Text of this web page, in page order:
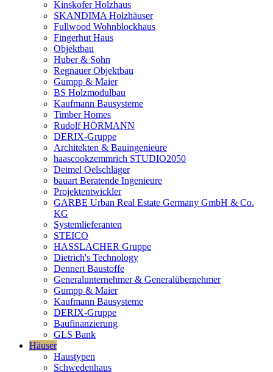
Kinskofer Holzhaus
SKANDIMA Holzhäuser
Fullwood Wohnblockhaus
Fingerhut Haus
Objektbau
Huber & Sohn
Regnauer Objektbau
Gumpp & Maier
BS Holzmodulbau
Kaufmann Bausysteme
Timber Homes
Rudolf HÖRMANN
DERIX-Gruppe
Architekten & Bauingenieure
haascookzemmrich STUDIO2050
Deimel Oelschläger
bauart Beratende Ingenieure
Projektentwickler
GARBE Urban Real Estate Germany GmbH & Co.
KG
Systemlieferanten
STEICO
HASSLACHER Gruppe
Dietrich's Technology
Dennert Baustoffe
Generalunternehmer & Generalübernehmer
Gumpp & Maier
Kaufmann Bausysteme
DERIX-Gruppe
Baufinanzierung
GLS Bank
Häuser
Haustypen
Schwedenhaus